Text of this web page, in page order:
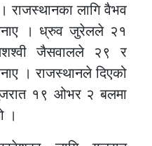
राजस्थानका लागि वैभव
। ध्रुव जुरेलले २१
जैसवालले २९ र
। राजस्थानले दिएको
१९ ओभर २ बलमा
।